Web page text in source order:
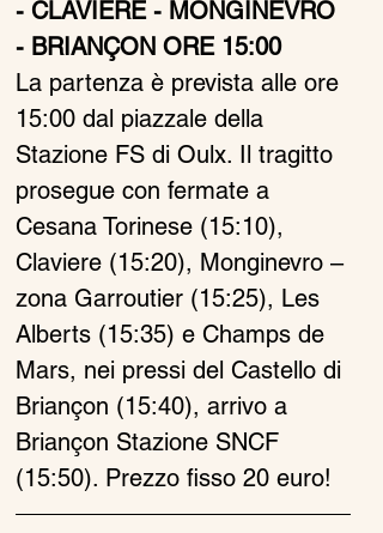
- CLAVIERE - MONGINEVRO
- BRIANÇON ORE 15:00
La partenza è prevista alle ore
15:00 dal piazzale della
Stazione FS di Oulx. Il tragitto
prosegue con fermate a
Cesana Torinese (15:10),
Claviere (15:20), Monginevro –
zona Garroutier (15:25), Les
Alberts (15:35) e Champs de
Mars, nei pressi del Castello di
Briançon (15:40), arrivo a
Briançon Stazione SNCF
(15:50). Prezzo fisso 20 euro!